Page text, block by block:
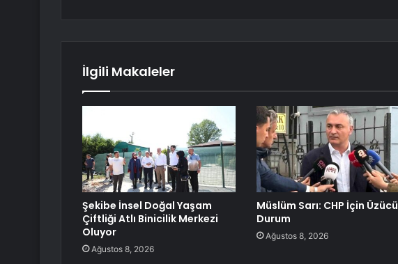
İlgili Makaleler
Şekibe İnsel Doğal Yaşam
Çiftliği Atlı Binicilik Merkezi
Oluyor
Ağustos 8, 2026
Müslüm Sarı: CHP İçin Üzücü
Durum
Ağustos 8, 2026